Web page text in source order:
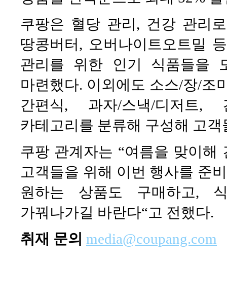
쿠팡은 혈당 관리, 건강 관리
땅콩버터, 오버나이트오트밀
관리를 위한 인기 식품들을
마련했다. 이외에도 소스/장/조
간편식, 과자/스낵/디저트,
카테고리를 분류해 구성해 고
쿠팡 관계자는 “여름을 맞이해
고객들을 위해 이번 행사를 준
원하는 상품도 구매하고,
가꿔나가길 바란다“고 전했다.
취재 문의 media@coupang.com